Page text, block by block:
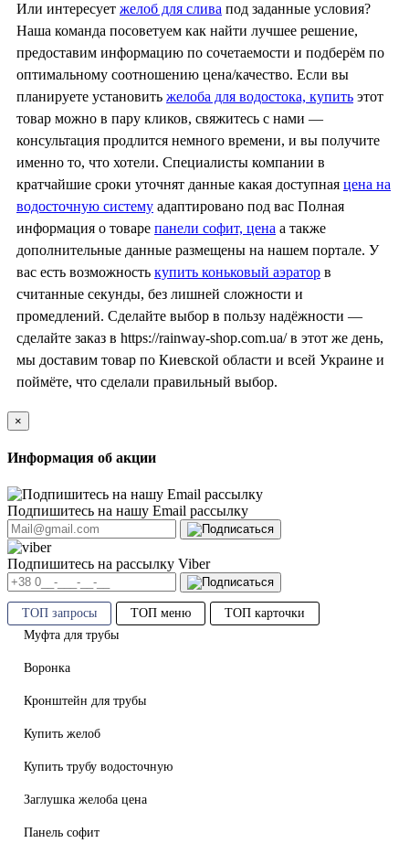
Или интересует желоб для слива под заданные условия?
Наша команда посоветуем как найти лучшее решение,
предоставим информацию по сочетаемости и подберём по
оптимальному соотношению цена/качество. Если вы
планируете установить желоба для водостока, купить этот
товар можно в пару кликов, свяжитесь с нами —
консультация продлится немного времени, и вы получите
именно то, что хотели. Специалисты компании в
кратчайшие сроки уточнят данные какая доступная цена на
водосточную систему адаптировано под вас Полная
информация о товаре панели софит, цена а также
дополнительные данные размещены на нашем портале. У
вас есть возможность купить коньковый аэратор в
считанные секунды, без лишней сложности и
промедлений. Сделайте выбор в пользу надёжности —
сделайте заказ в https://rainway-shop.com.ua/ в этот же день,
мы доставим товар по Киевской области и всей Украине и
поймёте, что сделали правильный выбор.
×
Информация об акции
Подпишитесь на нашу Email рассылку
Подпишитесь на рассылку Viber
ТОП запросы ТОП меню
ТОП карточки
Муфта для трубы
Воронка
Кронштейн для трубы
Купить желоб
Купить трубу водосточную
Заглушка желоба цена
Панель софит